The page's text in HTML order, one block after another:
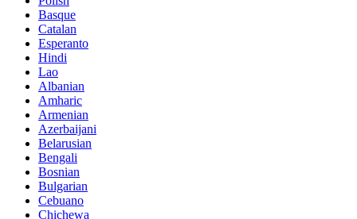
Basque
Catalan
Esperanto
Hindi
Lao
Albanian
Amharic
Armenian
Azerbaijani
Belarusian
Bengali
Bosnian
Bulgarian
Cebuano
Chichewa